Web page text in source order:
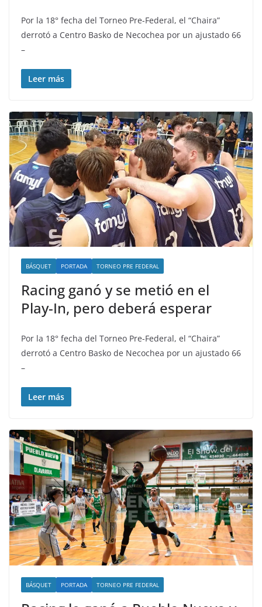
Por la 18° fecha del Torneo Pre-Federal, el “Chaira”
derrotó a Centro Basko de Necochea por un ajustado 66
–
Leer más
BÁSQUET PORTADA TORNEO PRE FEDERAL
Racing ganó y se metió en el
Play-In, pero deberá esperar
Por la 18° fecha del Torneo Pre-Federal, el “Chaira”
derrotó a Centro Basko de Necochea por un ajustado 66
–
Leer más
BÁSQUET PORTADA TORNEO PRE FEDERAL